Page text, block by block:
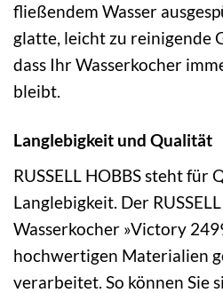
fließendem Wasser
glatte, leicht zu reinigende
dass Ihr Wasserkocher
bleibt.
Langlebigkeit und Qualität
RUSSELL HOBBS steht für
Langlebigkeit. Der
Wasserkocher »Victory
hochwertigen Materialien
verarbeitet. So können Sie